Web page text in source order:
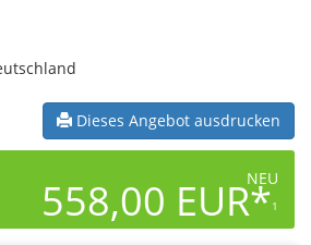
Dieses Angebot ausdrucken
NEU
558,00 EUR*1